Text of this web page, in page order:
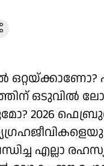
ഒടുവില്‍
2026
എല്ലാ